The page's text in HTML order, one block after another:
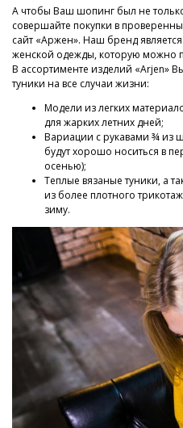
А чтобы Ваш шопинг был не
совершайте покупки в
сайт «Аржен». Наш бренд
женской одежды, которую можно
В ассортименте изделий «Arjen»
туники на все случаи жизни:
Модели из легких
для жарких летних дней;
Вариации с рукавами ¾ из
будут хорошо носиться в
осенью);
Теплые вязаные туники, а
из более плотного
зиму.